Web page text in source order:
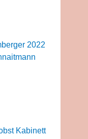
2022
Kabinett